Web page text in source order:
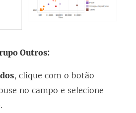
Outros:
, clique com o botão
no campo e selecione
.